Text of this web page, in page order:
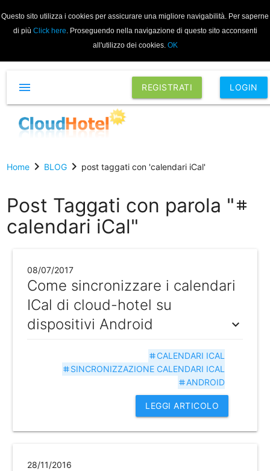
Questo sito utilizza i cookies per assicurare una migliore navigabilità. Per saperne
di più Click here. Proseguendo nella navigazione di questo sito acconsenti
all'utilizzo dei cookies. OK
REGISTRATI LOGIN
menu
Homechevron_right BLOGchevron_right post taggati con 'calendari iCal'
Post Taggati con parola " tag
calendari iCal"
08/07/2017
Come sincronizzare i calendari
ICal di cloud-hotel su
dispositivi Android
expand_more
tag CALENDARI ICAL
tag SINCRONIZZAZIONE CALENDARI ICAL
tag ANDROID
LEGGI ARTICOLO
28/11/2016